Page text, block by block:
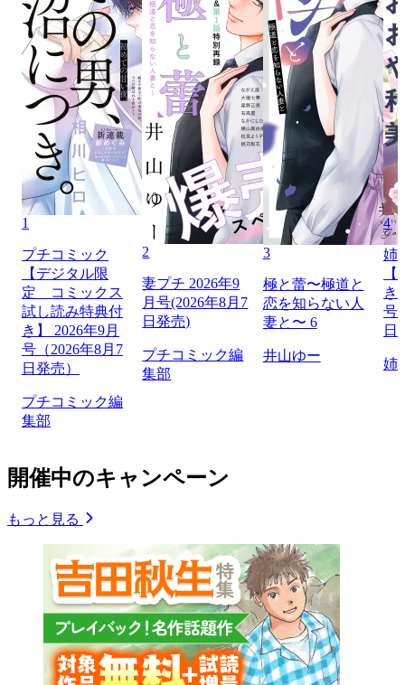
1
プチコミック
【デジタル限
定 コミックス
試し読み特典付
き】 2026年9月
号（2026年8月7
日発売）
プチコミック編
集部
2
妻プチ 2026年9
月号(2026年8月7
日発売)
プチコミック編
集部
3
極と蕾〜極道と
恋を知らない人
妻と〜 6
井山ゆー
4
姉
き
号
日
姉
開催中のキャンペーン
もっと見る